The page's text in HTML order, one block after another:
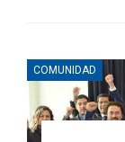
COMUNIDAD